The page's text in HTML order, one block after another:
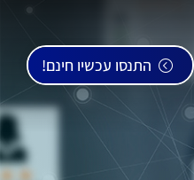
התנסו עכשיו חינם!